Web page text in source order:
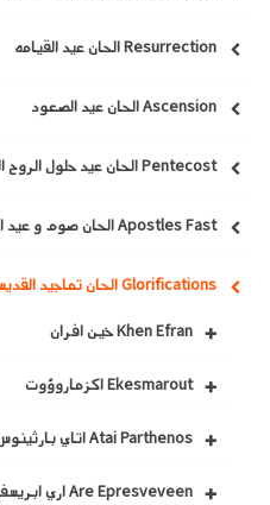
Resurrection الحان عيد القيامه
Ascension الحان عيد الصعود
Pentecost الحان عيد حلول الروح القدس
Apostles Fast الحان صوم و عيد الرسل
Glorifications الحان تماجيد القديسيين
Khen Efran خين افران
Ekesmarout اكزماروؤوت
Atai Parthenos اتاي بارثينوس
Are Epresveveen اري ابريسفيفيين